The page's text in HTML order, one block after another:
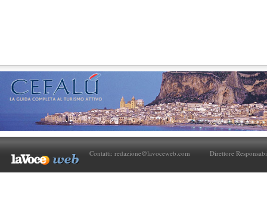
Contatti: redazione@lavoceweb.com Direttore